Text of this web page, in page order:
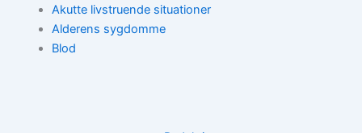
Akutte livstruende situationer
Alderens sygdomme
Blod